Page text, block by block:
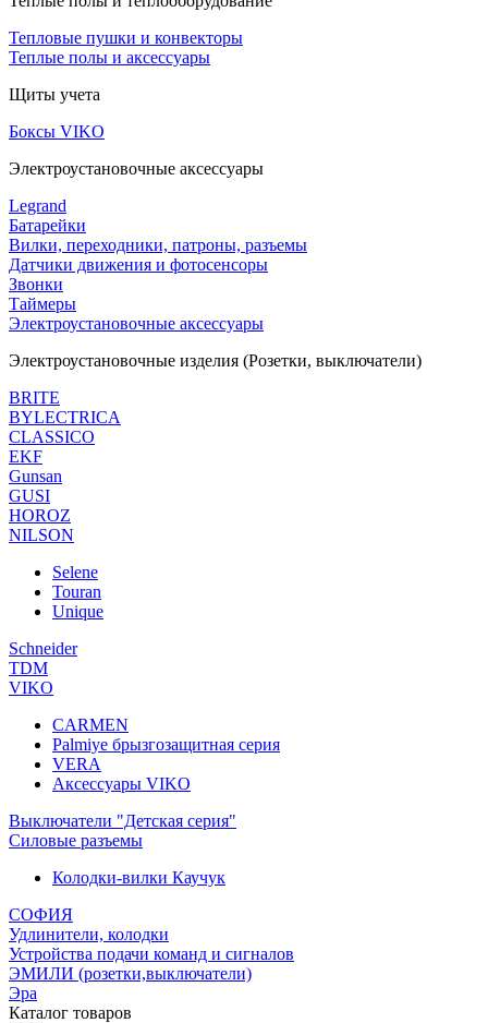
Тепловые пушки и конвекторы
Теплые полы и аксессуары
Щиты учета
Боксы VIKO
Электроустановочные аксессуары
Legrand
Батарейки
Вилки, переходники, патроны, разъемы
Датчики движения и фотосенсоры
Звонки
Таймеры
Электроустановочные аксессуары
Электроустановочные изделия (Розетки, выключатели)
BRITE
BYLECTRICA
CLASSICO
EKF
Gunsan
GUSI
HOROZ
NILSON
Selene
Touran
Unique
Schneider
TDM
VIKO
CARMEN
Palmiye брызгозащитная серия
VERA
Аксессуары VIKO
Выключатели "Детская серия"
Силовые разъемы
Колодки-вилки Каучук
СОФИЯ
Удлинители, колодки
Устройства подачи команд и сигналов
ЭМИЛИ (розетки,выключатели)
Эра
Каталог товаров